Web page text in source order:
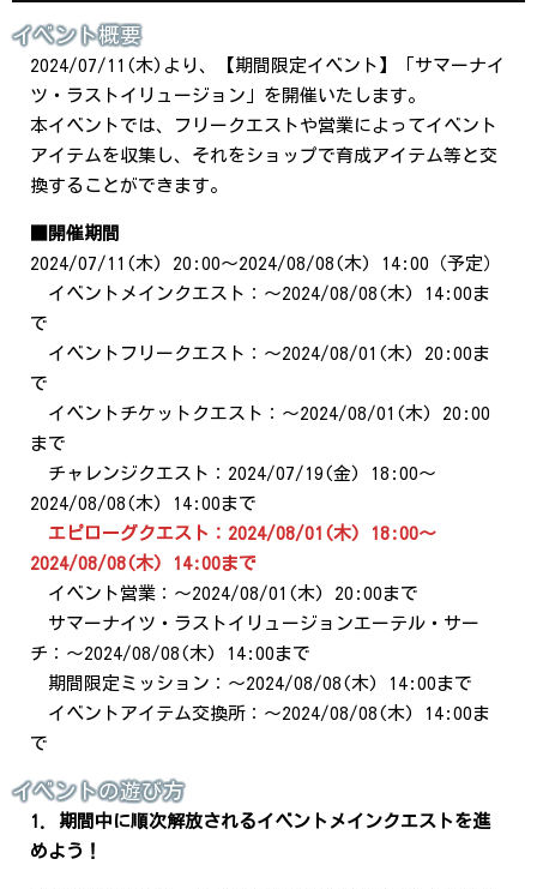
イベント概要
2024/07/11(木)より、【期間限定イベント】「サマーナイ
ツ・ラストイリュージョン」を開催いたします。
本イベントでは、フリークエストや営業によってイベント
アイテムを収集し、それをショップで育成アイテム等と交
換することができます。
■開催期間
2024/07/11(木) 20:00～2024/08/08(木) 14:00（予定）
イベントメインクエスト：～2024/08/08(木) 14:00ま
で
イベントフリークエスト：～2024/08/01(木) 20:00ま
で
イベントチケットクエスト：～2024/08/01(木) 20:00
まで
チャレンジクエスト：2024/07/19(金) 18:00～
2024/08/08(木) 14:00まで
エピローグクエスト：2024/08/01(木) 18:00～
2024/08/08(木) 14:00まで
イベント営業：～2024/08/01(木) 20:00まで
サマーナイツ・ラストイリュージョンエーテル・サー
チ：～2024/08/08(木) 14:00まで
期間限定ミッション：～2024/08/08(木) 14:00まで
イベントアイテム交換所：～2024/08/08(木) 14:00ま
で
イベントの遊び方
1. 期間中に順次解放されるイベントメインクエストを進
めよう！